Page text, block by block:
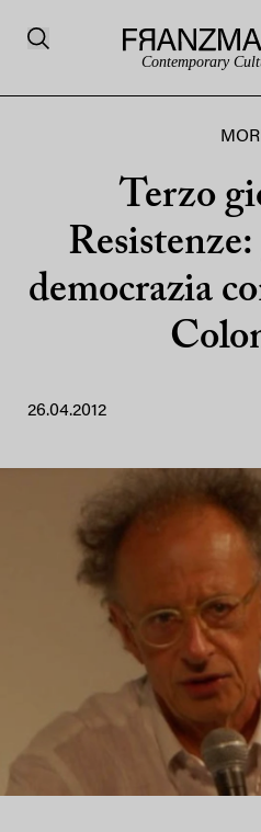
Contemporary
Terzo
democrazia
26.04.2012